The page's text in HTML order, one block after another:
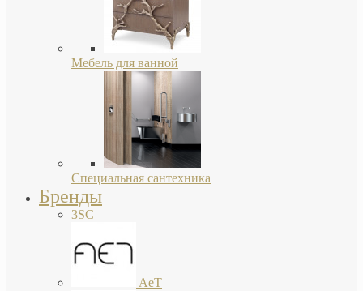
Мебель для ванной
Специальная сантехника
Бренды
3SC
AeT